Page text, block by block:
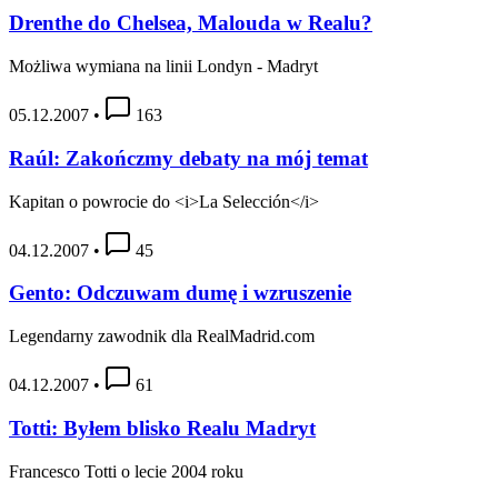
Drenthe do Chelsea, Malouda w Realu?
Możliwa wymiana na linii Londyn - Madryt
05.12.2007 • 163
Raúl: Zakończmy debaty na mój temat
Kapitan o powrocie do <i>La Selección</i>
04.12.2007 • 45
Gento: Odczuwam dumę i wzruszenie
Legendarny zawodnik dla RealMadrid.com
04.12.2007 • 61
Totti: Byłem blisko Realu Madryt
Francesco Totti o lecie 2004 roku